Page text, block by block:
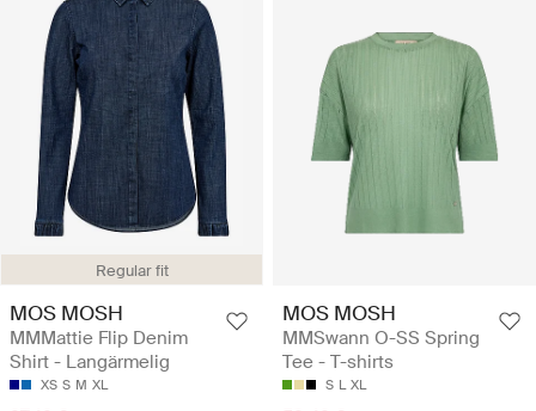
Regular fit
MOS MOSH
MMMattie Flip Denim
Shirt - Langärmelig
XS S M XL
MOS MOSH
MMSwann O-SS Spring
Tee - T-shirts
S L XL